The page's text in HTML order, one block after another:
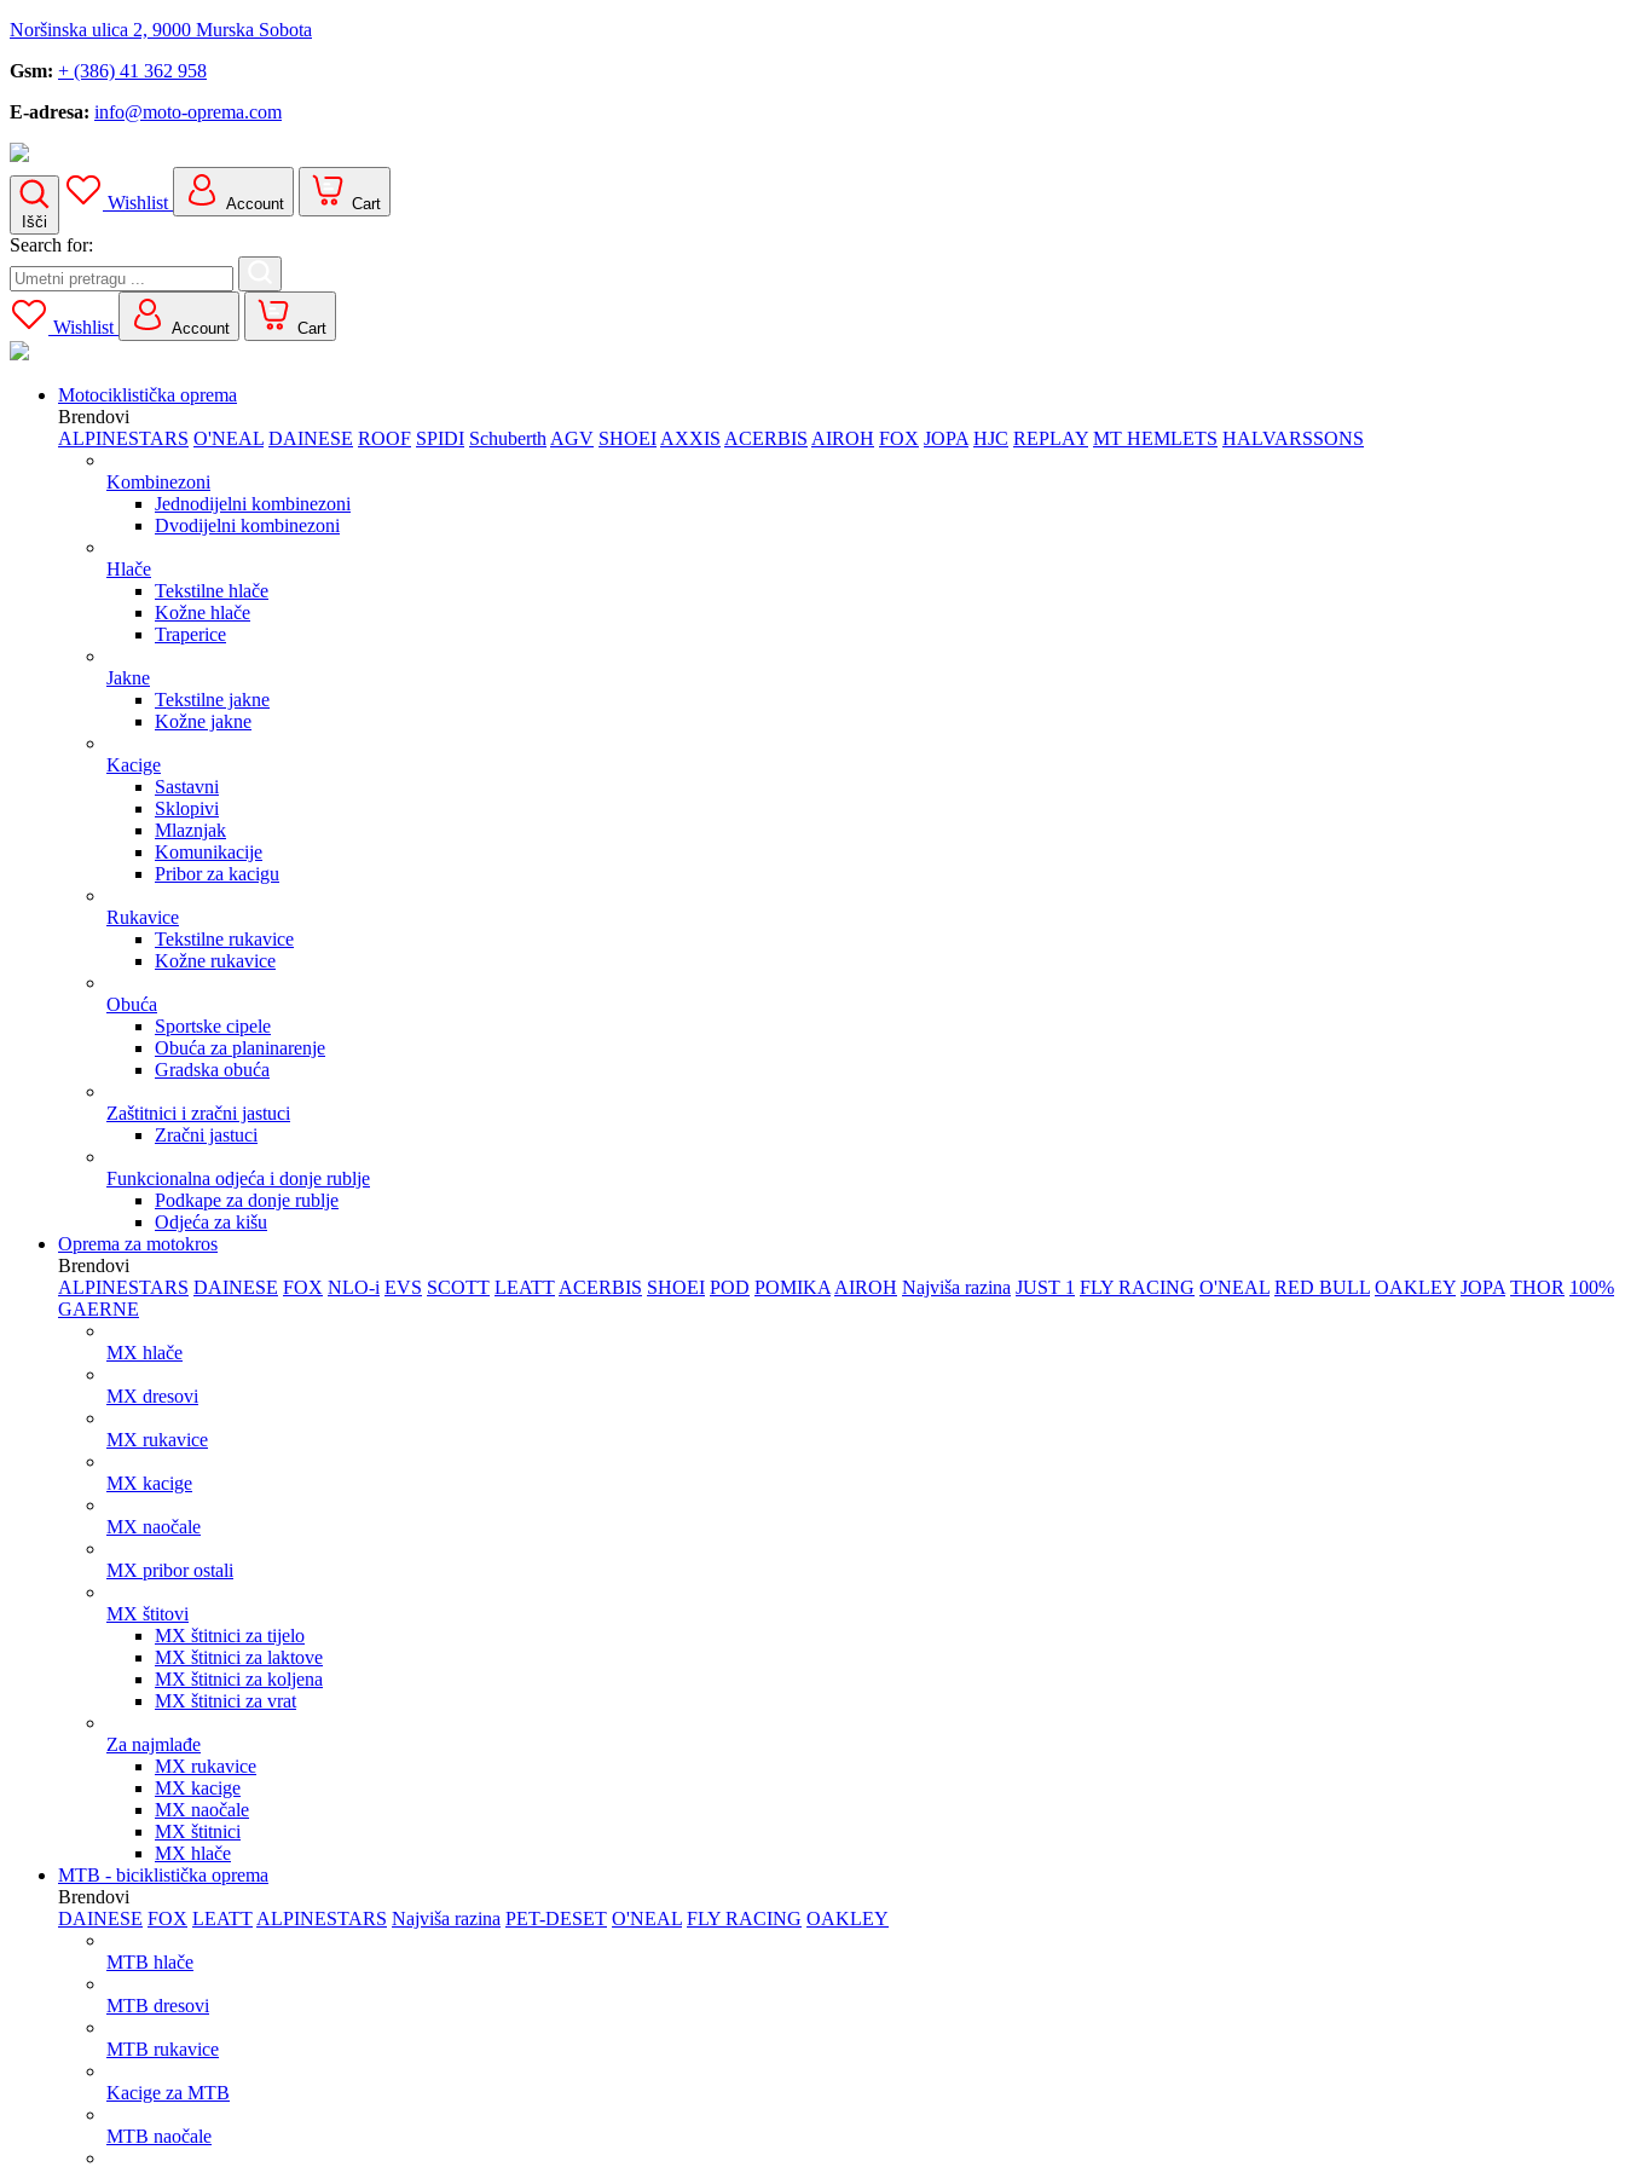
Noršinska ulica 2, 9000 Murska Sobota
Gsm: + (386) 41 362 958
E-adresa: info@moto-oprema.com
Išči
Wishlist Account Cart
Search for:
Wishlist Account Cart
Motociklistička oprema
Brendovi
ALPINESTARS O'NEAL DAINESE ROOF SPIDI Schuberth AGV SHOEI AXXIS ACERBIS AIROH FOX JOPA HJC REPLAY MT HEMLETS HALVARSSONS
Kombinezoni
Jednodijelni kombinezoni
Dvodijelni kombinezoni
Hlače
Tekstilne hlače
Kožne hlače
Traperice
Jakne
Tekstilne jakne
Kožne jakne
Kacige
Sastavni
Sklopivi
Mlaznjak
Komunikacije
Pribor za kacigu
Rukavice
Tekstilne rukavice
Kožne rukavice
Obuća
Sportske cipele
Obuća za planinarenje
Gradska obuća
Zaštitnici i zračni jastuci
Zračni jastuci
Funkcionalna odjeća i donje rublje
Podkape za donje rublje
Odjeća za kišu
Oprema za motokros
Brendovi
ALPINESTARS DAINESE FOX NLO-i EVS SCOTT LEATT ACERBIS SHOEI POD POMIKA AIROH Najviša razina JUST 1 FLY RACING O'NEAL RED BULL OAKLEY JOPA THOR 100%
GAERNE
MX hlače
MX dresovi
MX rukavice
MX kacige
MX naočale
MX pribor ostali
MX štitovi
MX štitnici za tijelo
MX štitnici za laktove
MX štitnici za koljena
MX štitnici za vrat
Za najmlađe
MX rukavice
MX kacige
MX naočale
MX štitnici
MX hlače
MTB - biciklistička oprema
Brendovi
DAINESE FOX LEATT ALPINESTARS Najviša razina PET-DESET O'NEAL FLY RACING OAKLEY
MTB hlače
MTB dresovi
MTB rukavice
Kacige za MTB
MTB naočale